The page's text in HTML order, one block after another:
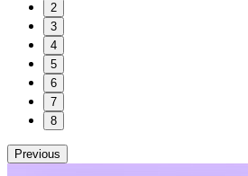
2
3
4
5
6
7
8
Previous